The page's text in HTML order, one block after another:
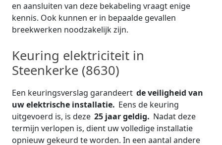
en aansluiten van deze bekabeling vraagt enige
kennis. Ook kunnen er in bepaalde gevallen
breekwerken noodzakelijk zijn.
Keuring elektriciteit in
Steenkerke (8630)
Een keuringsverslag garandeert de veiligheid van
uw elektrische installatie. Eens de keuring
uitgevoerd is, is deze 25 jaar geldig. Nadat deze
termijn verlopen is, dient uw volledige installatie
opnieuw gekeurd te worden. In een aantal andere